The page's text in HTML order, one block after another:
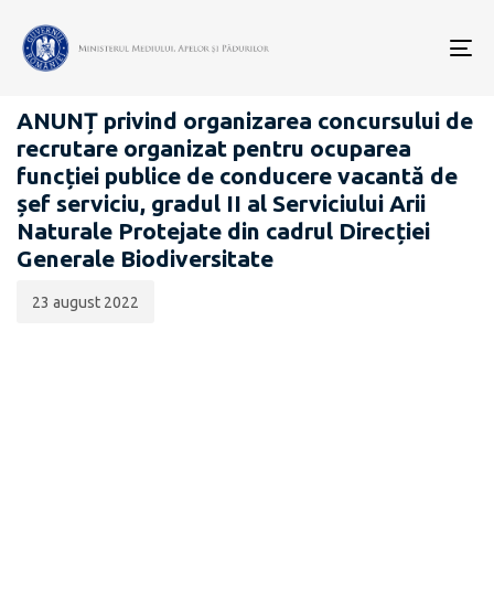
CARIERĂ
ANUNȚ privind organizarea concursului de
recrutare organizat pentru ocuparea
funcției publice de conducere vacantă de
șef serviciu, gradul II al Serviciului Arii
Naturale Protejate din cadrul Direcției
Generale Biodiversitate
publicării:
23 august 2022